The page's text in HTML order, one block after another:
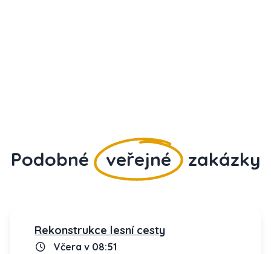
Podobné veřejné zakázky
Rekonstrukce lesní cesty
Včera v 08:51